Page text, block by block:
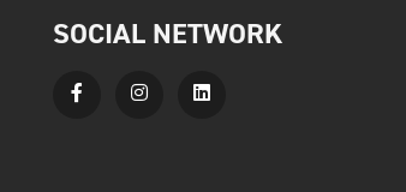
SOCIAL NETWORK